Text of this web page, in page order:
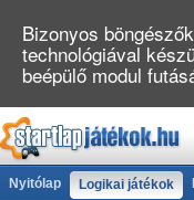
Nyitólap Logikai játékok
Bizonyos
technológiával
beépülő modul